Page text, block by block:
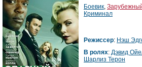
Боевик,
Криминал
Режиссер: Нэш
В ролях: Дэвид
Шарлиз Терон